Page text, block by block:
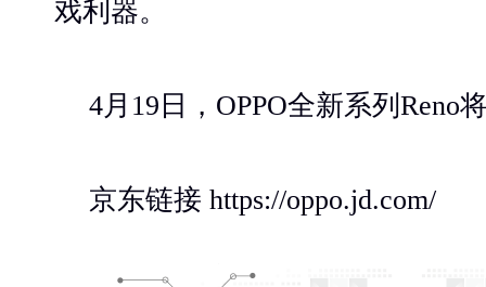
戏利器。
4月19日，OPPO全新系列Reno
京东链接 https://oppo.jd.com/